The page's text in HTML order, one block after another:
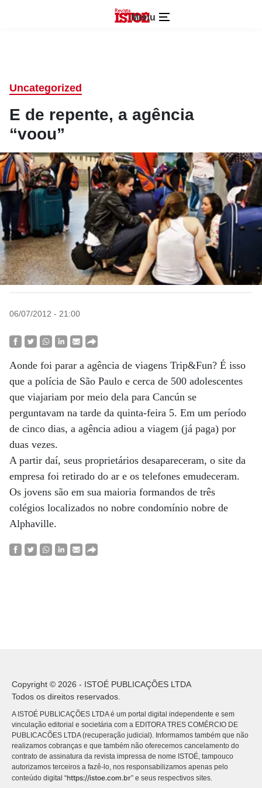
Menu
Uncategorized
E de repente, a agência
“voou”
06/07/2012 - 21:00
Aonde foi parar a agência de viagens Trip&Fun? É isso
que a polícia de São Paulo e cerca de 500 adolescentes
que viajariam por meio dela para Cancún se
perguntavam na tarde da quinta-feira 5. Em um período
de cinco dias, a agência adiou a viagem (já paga) por
duas vezes.
A partir daí, seus proprietários desapareceram, o site da
empresa foi retirado do ar e os telefones emudeceram.
Os jovens são em sua maioria formandos de três
colégios localizados no nobre condomínio nobre de
Alphaville.
Copyright © 2026 - ISTOÉ PUBLICAÇÕES LTDA
Todos os direitos reservados.
A ISTOÉ PUBLICAÇÕES LTDA é um portal digital independente e sem
vinculação editorial e societária com a EDITORA TRES COMÉRCIO DE
PUBLICACÕES LTDA (recuperação judicial). Informamos também que não
realizamos cobranças e que também não oferecemos cancelamento do
contrato de assinatura da revista impressa de nome ISTOÉ, tampouco
autorizamos terceiros a fazê-lo, nos responsabilizamos apenas pelo
conteúdo digital “https://istoe.com.br” e seus respectivos sites.